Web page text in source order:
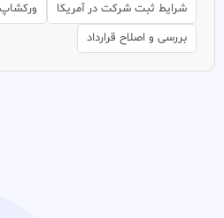
شرایط ثبت شرکت در آمریکا
بررسی و اصلاح قرارداد